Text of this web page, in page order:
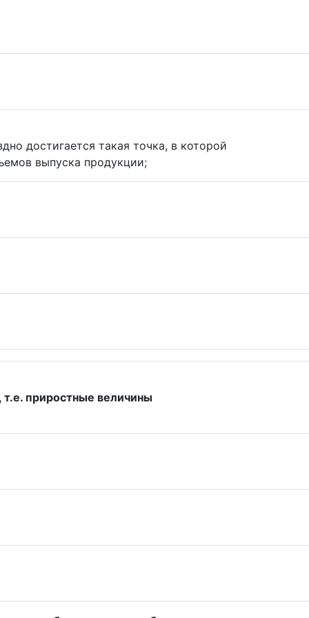
достигается такая точка, в которой
выпуска продукции;
т.е. приростные величины